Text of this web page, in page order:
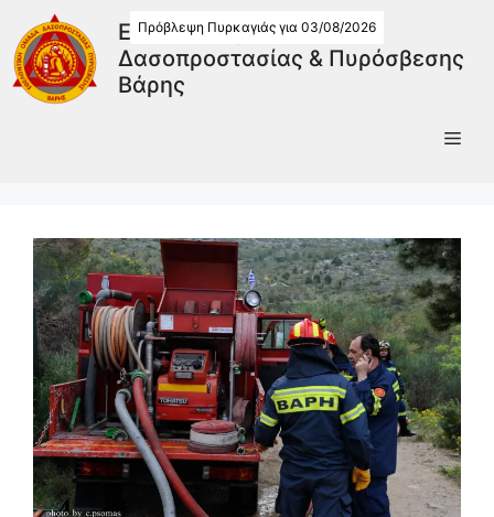
Εθελοντική Ομάδα
Δασοπροστασίας & Πυρόσβεσης
Βάρης
Πρόβλεψη Πυρκαγιάς για 03/08/2026